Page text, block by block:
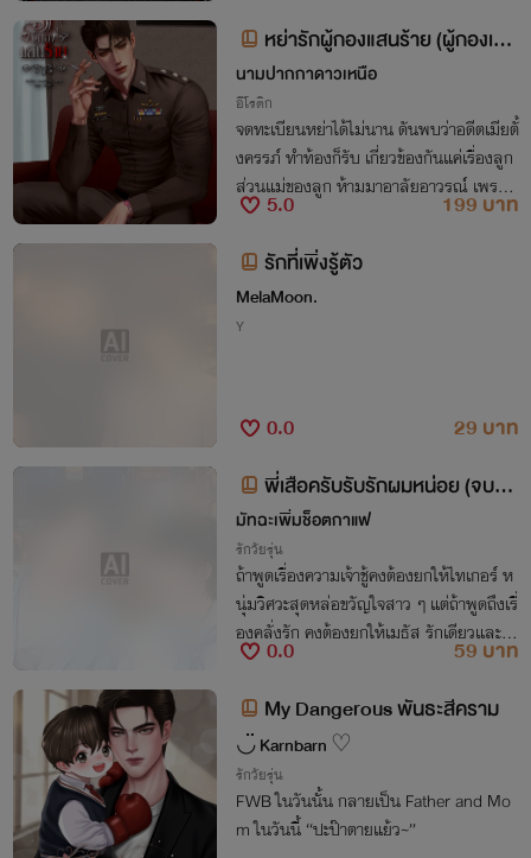
หย่ารักผู้กองแสนร้าย (ผู้กองเสื
อ:ดารา)
นามปากกาดาวเหนือ
อีโรติก
จดทะเบียนหย่าได้ไม่นาน ดันพบว่าอดีตเมียตั้
งครรภ์ ทำท้องก็รับ เกี่ยวข้องกันแค่เรื่องลูก
ส่วนแม่ของลูก ห้ามมาอาลัยอาวรณ์ เพราะ
คนที่เอ่ยปากขอหย่าก่อน ไม่มีสิทธิ์กลับมาเป็
5.0
199 บาท
รักที่เพิ่งรู้ตัว
MelaMoon.
Y
0.0
29 บาท
พี่เสือครับรับรักผมหน่อย (จบแล้
ว)
มัทฉะเพิ่มช็อตกาแฟ
รักวัยรุ่น
ถ้าพูดเรื่องความเจ้าชู้คงต้องยกให้ไทเกอร์ ห
นุ่มวิศวะสุดหล่อขวัญใจสาว ๆ แต่ถ้าพูดถึงเรื่
องคลั่งรัก คงต้องยกให้เมธัส รักเดียวและต
ลอดไป0.0
59 บาท
My Dangerous พันธะสีคราม
◡̈ Karnbarn ♡
รักวัยรุ่น
FWB ในวันนั้น กลายเป็น Father and Mo
m ในวันนี้ “ปะป๊าตายแย้ว~”